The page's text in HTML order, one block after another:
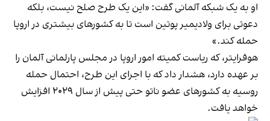
او به یک شبکه آلمانی گفت: «این یک طرح صلح نیست، بلکه
دعوتی برای ولادیمیر پوتین است تا به کشورهای بیشتری در اروپا
حمله کند.»
هوفرایتر، که ریاست کمیته امور اروپا در مجلس پارلمانی آلمان را
بر عهده دارد، هشدار داد که با اجرای این طرح، احتمال حمله
روسیه به کشورهای عضو ناتو حتی پیش از سال ۲۰۲۹ افزایش
خواهد یافت.